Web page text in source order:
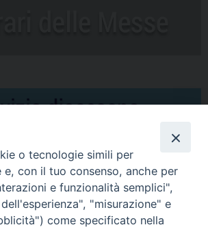
Puglia per la morte di S.E.R. Mons. Agostino
o tecnologie simili per
con il tuo consenso, anche per
e funzionalità semplici",
"misurazione" e
come specificato nella